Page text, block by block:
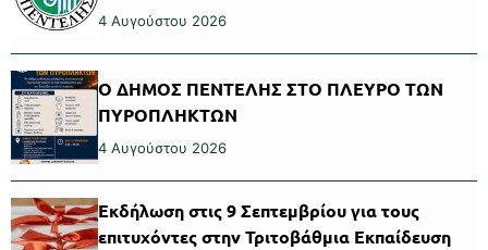
4 Αυγούστου 2026
Ο ΔΗΜΟΣ ΠΕΝΤΕΛΗΣ ΣΤΟ ΠΛΕΥΡΟ ΤΩΝ
ΠΥΡΟΠΛΗΚΤΩΝ
4 Αυγούστου 2026
Εκδήλωση στις 9 Σεπτεμβρίου για τους
επιτυχόντες στην Τριτοβάθμια Εκπαίδευση